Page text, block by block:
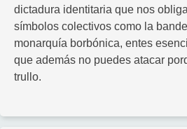
dictadura identitaria que nos
símbolos colectivos como la
monarquía borbónica, entes
que además no puedes atacar
trullo.